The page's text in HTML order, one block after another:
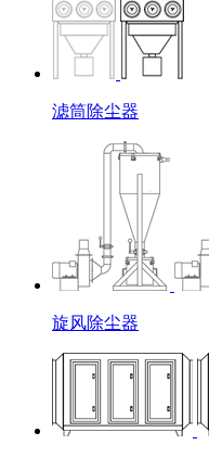
滤筒除尘器
旋风除尘器